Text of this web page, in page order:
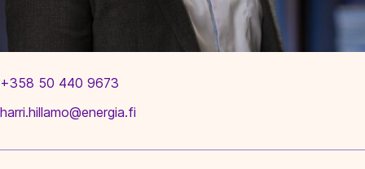
+358 50 440 9673
harri.hillamo@energia.fi